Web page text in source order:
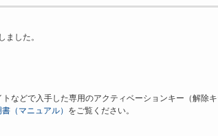
ました。
などで入手した専用のアクティベーションキー（解除キ
（マニュアル） をご覧ください。